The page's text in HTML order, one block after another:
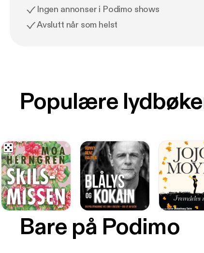
Ingen annonser i Podimo shows
Avslutt når som helst
Bare på Podimo
Populære